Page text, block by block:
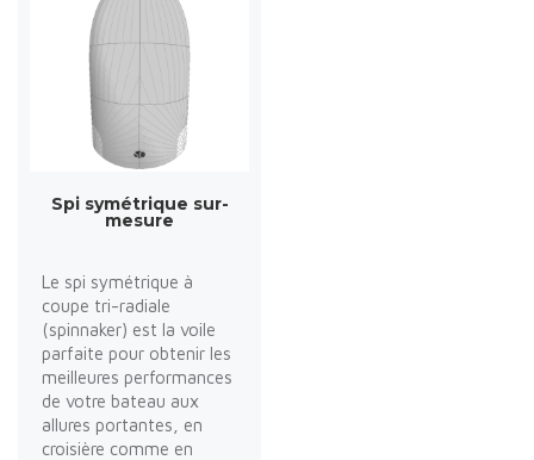
Spi symétrique sur-
mesure
Le spi symétrique à
coupe tri-radiale
(spinnaker) est la voile
parfaite pour obtenir les
meilleures performances
de votre bateau aux
allures portantes, en
croisière comme en